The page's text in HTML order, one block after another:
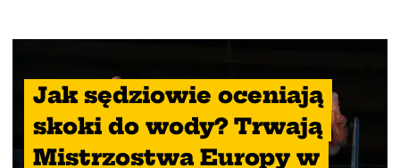
Jak sędziowie oceniają
skoki do wody? Trwają
Mistrzostwa Europy w